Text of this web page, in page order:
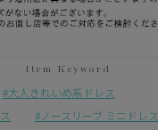
大人きれいめ系ドレス
ノースリーブ ミニドレス